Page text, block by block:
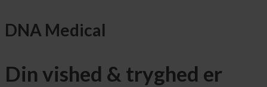
DNA Medical
Din vished & tryghed er